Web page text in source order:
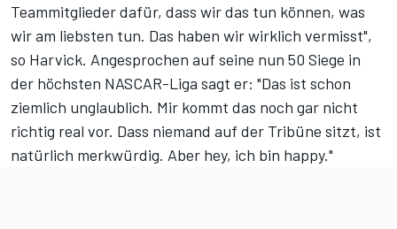
Teammitglieder dafür, dass wir das tun können, was
wir am liebsten tun. Das haben wir wirklich vermisst",
so Harvick. Angesprochen auf seine nun 50 Siege in
der höchsten NASCAR-Liga sagt er: "Das ist schon
ziemlich unglaublich. Mir kommt das noch gar nicht
richtig real vor. Dass niemand auf der Tribüne sitzt, ist
natürlich merkwürdig. Aber hey, ich bin happy."